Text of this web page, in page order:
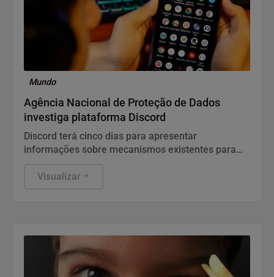
Mundo
Agência Nacional de Proteção de Dados
investiga plataforma Discord
Discord terá cinco dias para apresentar
informações sobre mecanismos existentes para
crianças e adolescentes, informou a ANPD, em
Visualizar